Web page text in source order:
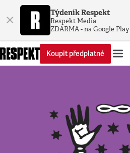
× Týdeník Respekt
Respekt Media
ZDARMA - na Google Play
Koupit předplatné